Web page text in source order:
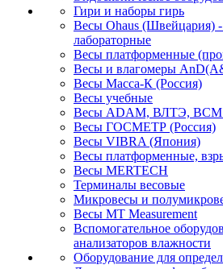
Гири и наборы гирь
Весы Ohaus (Швейцария)
лабораторные
Весы платформенные
Весы и влагомеры
Весы Масса-К (Россия)
Весы учебные
Весы ADAM, ВЛТЭ, BCM
Весы ГОСМЕТР (Россия)
Весы VIBRA (Япония)
Весы платформенные,
Весы MERTECH
Терминалы весовые
Микровесы и
Весы MT Measurement
Вспомогательное
анализаторов влажности
Оборудование для